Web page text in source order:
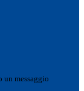
un messaggio